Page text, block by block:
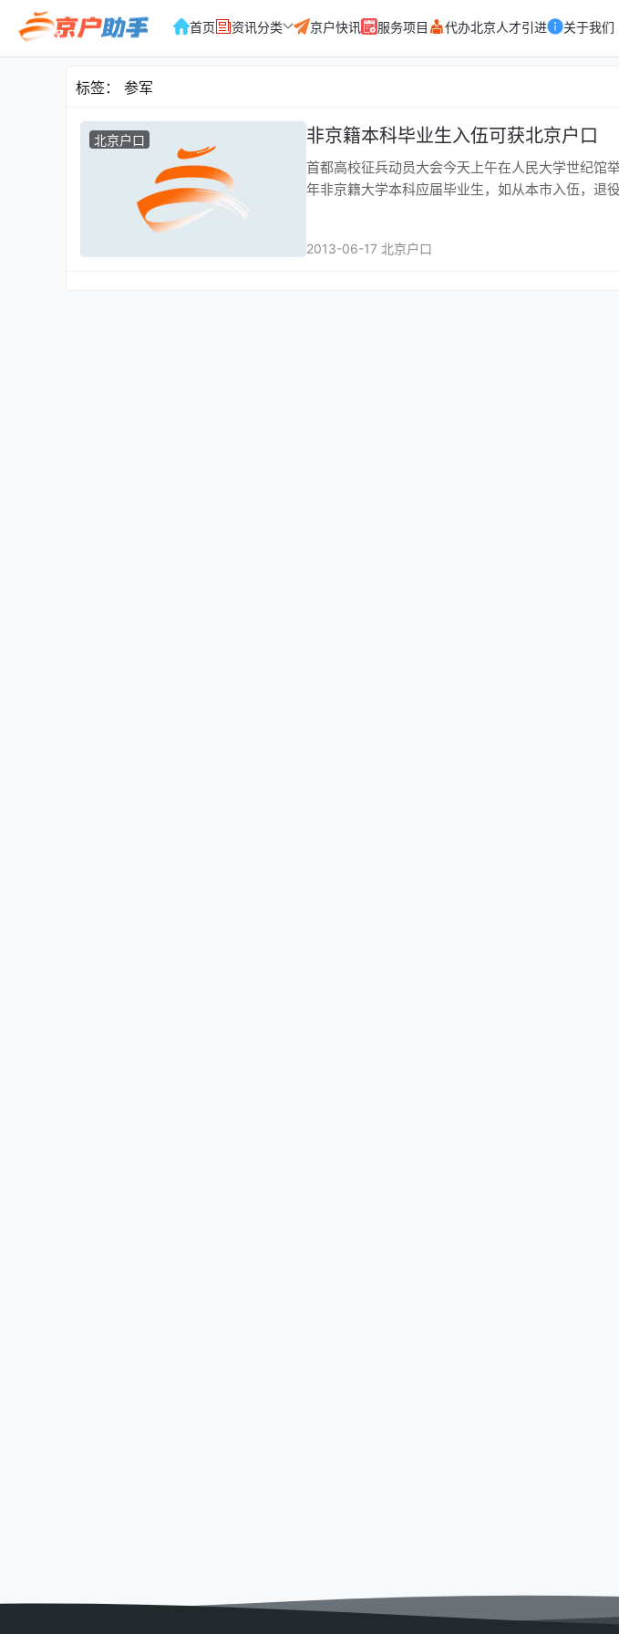
首页 资讯分类 京户快讯 服务项目 代办北京人才引进 关于我们
标签： 参军
北京户口 非京籍本科毕业生入伍可获北京户口
首都高校征兵动员大会今天上午在人民大学世纪馆
年非京籍大学本科应届毕业生，如从本市入伍，退
2013-06-17 北京户口